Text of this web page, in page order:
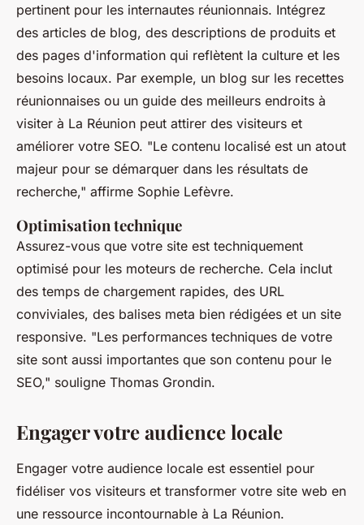
pertinent pour les internautes réunionnais. Intégrez
des articles de blog, des descriptions de produits et
des pages d'information qui reflètent la culture et les
besoins locaux. Par exemple, un blog sur les recettes
réunionnaises ou un guide des meilleurs endroits à
visiter à La Réunion peut attirer des visiteurs et
améliorer votre SEO. "Le contenu localisé est un atout
majeur pour se démarquer dans les résultats de
recherche," affirme Sophie Lefèvre.
Optimisation technique
Assurez-vous que votre site est techniquement
optimisé pour les moteurs de recherche. Cela inclut
des temps de chargement rapides, des URL
conviviales, des balises meta bien rédigées et un site
responsive. "Les performances techniques de votre
site sont aussi importantes que son contenu pour le
SEO," souligne Thomas Grondin.
Engager votre audience locale
Engager votre audience locale est essentiel pour
fidéliser vos visiteurs et transformer votre site web en
une ressource incontournable à La Réunion.